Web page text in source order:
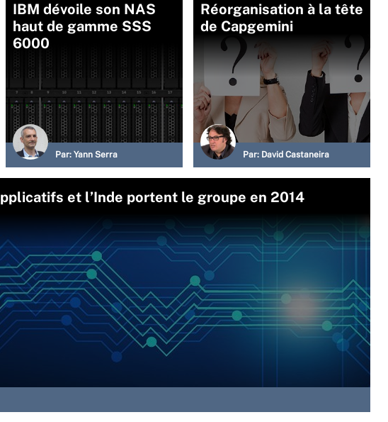
IBM dévoile son NAS
haut de gamme SSS
6000
Par: Yann Serra
Réorganisation à la tête
de Capgemini
Par: David Castaneira
et l’Inde portent le groupe en 2014